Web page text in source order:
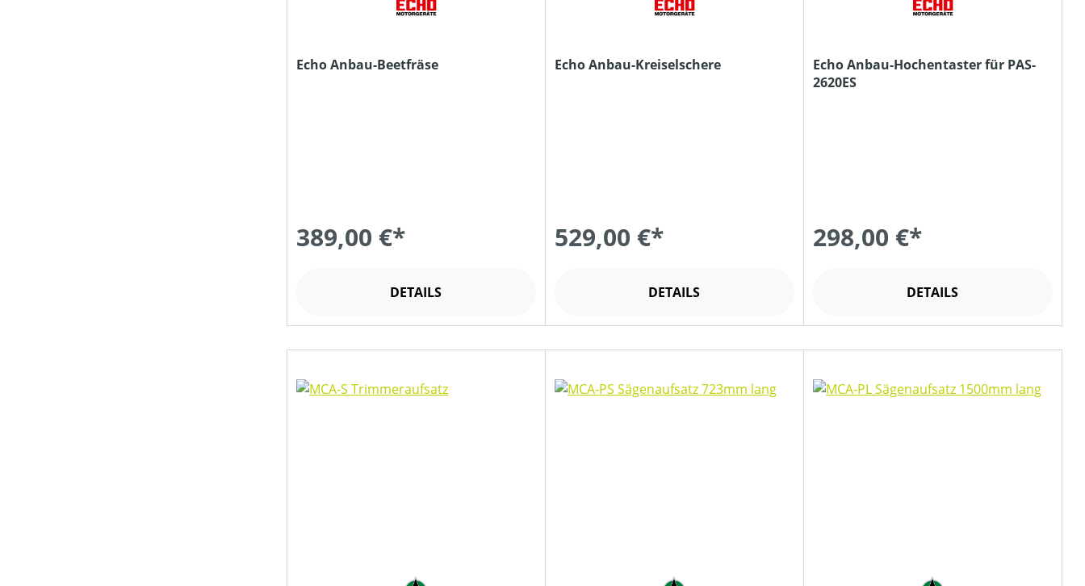
Echo Anbau-Beetfräse
389,00 €*
DETAILS
Echo Anbau-Kreiselschere
529,00 €*
DETAILS
Echo Anbau-Hochentaster für PAS-
2620ES
298,00 €*
DETAILS